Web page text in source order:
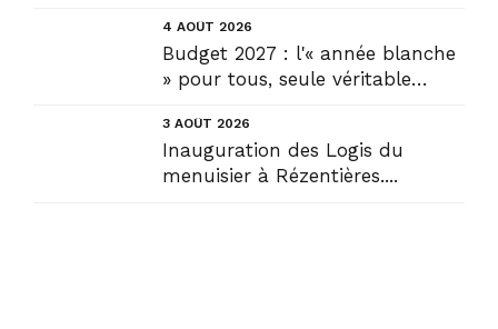
4 AOÛT 2026
Budget 2027 : l'« année blanche
» pour tous, seule véritable
3 AOÛT 2026
Inauguration des Logis du
menuisier à Rézentières....